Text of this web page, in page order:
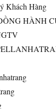
Khách Hàng
HÀNH